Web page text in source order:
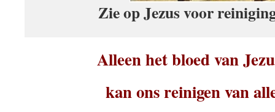
Zie op Jezus voor
Alleen het bloed van
kan ons reinigen van